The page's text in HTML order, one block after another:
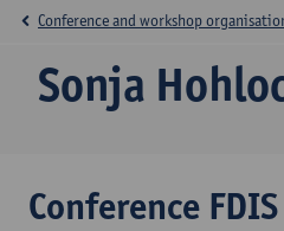
Sonja
Conference and workshop
Conference